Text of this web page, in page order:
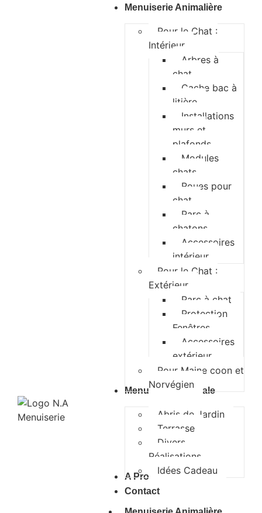
Menuiserie Animalière
Pour le Chat :
Intérieur
Arbres à
chat
Cache bac à
litière
Installations
murs et
plafonds
Modules
chats
Roues pour
chat
Parc à
chatons
Accessoires
intérieur
Pour le Chat :
Extérieur
Parc à chat
Protection
Fenêtres
Accessoires
extérieur
Pour Maine coon et
Norvégien
Menuiserie Générale
Abris de Jardin
Terrasse
Divers
Réalisations
Idées Cadeau
A Propos
Contact